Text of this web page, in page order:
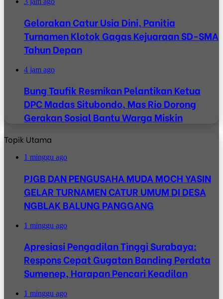
Gelorakan Catur Usia Dini, Panitia
Turnamen Klotok Gagas Kejuaraan SD-SMA
Tahun Depan
4 jam ago
Bung Taufik Resmikan Pelantikan Ketua
DPC Madas Situbondo, Mas Rio Dorong
Gerakan Sosial Bantu Warga Miskin
Topik Utama
1 minggu ago
PJGB DAN PENGUSAHA MUDA MOCH YASIN
GELAR TURNAMEN CATUR UMUM DI DESA
NGBLAK BALUNG PANGGANG
1 minggu ago
Apresiasi Pengadilan Tinggi Surabaya:
Respons Cepat Gugatan Banding Perdata
Sumenep, Harapan Pencari Keadilan
1 minggu ago